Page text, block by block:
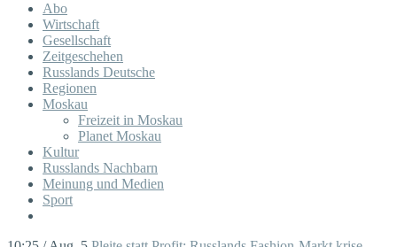
Abo
Wirtschaft
Gesellschaft
Zeitgeschehen
Russlands Deutsche
Regionen
Moskau
Freizeit in Moskau
Planet Moskau
Kultur
Russlands Nachbarn
Meinung und Medien
Sport